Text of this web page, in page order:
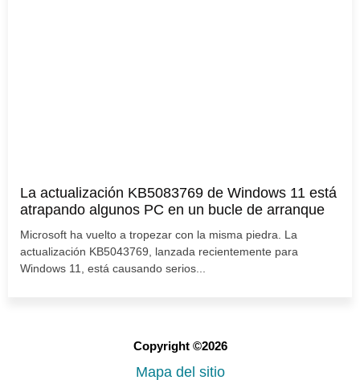
La actualización KB5083769 de Windows 11 está
atrapando algunos PC en un bucle de arranque
Microsoft ha vuelto a tropezar con la misma piedra. La
actualización KB5043769, lanzada recientemente para
Windows 11, está causando serios...
Copyright ©2026
Mapa del sitio